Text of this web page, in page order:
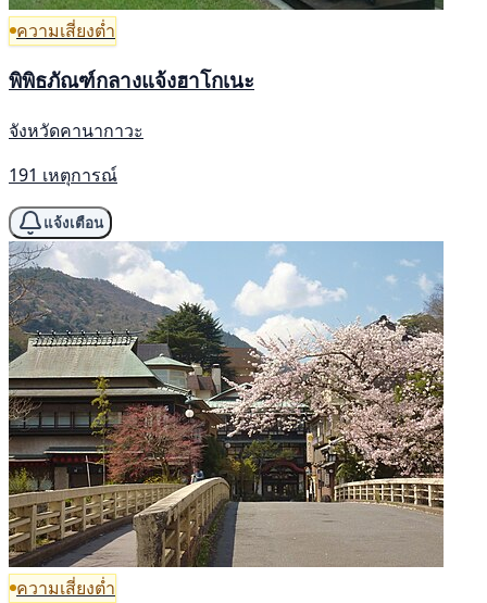
ความเสี่ยงต่ำ
พิพิธภัณฑ์กลางแจ้งฮาโกเนะ
จังหวัดคานากาวะ
191 เหตุการณ์
แจ้งเตือน
ความเสี่ยงต่ำ